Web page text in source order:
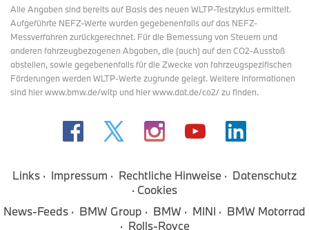
Fahrer und Beifahrer auf dem Control Display Streaming-Inhalte
von YouTube und der Bundesliga In-Car-App verfolgen.
Der optionale BMW Digital Key Plus bietet die Möglichkeit, das
Fahrzeug über die Ultra-Wideband Funktechnologie (UWB) mit
dafür geeigneten Smartphones mit den Betriebssystemen iOS
beziehungsweise Android zu entriegeln und zu verschließen.
Außerdem können eine optimierte Smartphone-Integration, die
Mobilfunkstandard 5G ausgelegte Personal eSIM genutzt werden.
Alle Angaben sind bereits auf Basis des neuen WLTP-Testzyklus ermittelt.
Aufgeführte NEFZ-Werte wurden gegebenenfalls auf das NEFZ-
Messverfahren zurückgerechnet. Für die Bemessung von Steuern und
anderen fahrzeugbezogenen Abgaben, die (auch) auf den CO2-Ausstoß
abstellen, sowie gegebenenfalls für die Zwecke von fahrzeugspezifischen
Förderungen werden WLTP-Werte zugrunde gelegt. Weitere Informationen
sind hier www.bmw.de/wltp und hier www.dat.de/co2/ zu finden.
Links Impressum Rechtliche Hinweise
Datenschutz
Cookies
News-Feeds
BMW Group BMW MINI
BMW Motorrad
Rolls-Royce